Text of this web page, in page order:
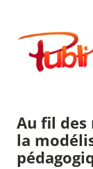
contenu
Publimath
Au fil des
la